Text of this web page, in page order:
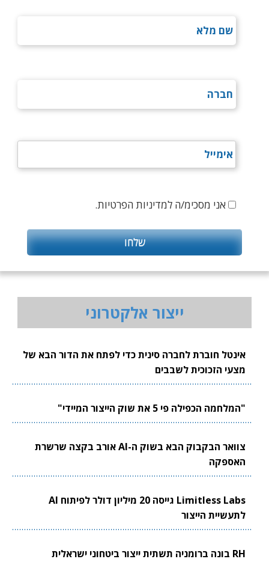
אני מסכימ/ה למדיניות הפרטיות.
ייצור אלקטרוני
אינטל חוברת לחברה סינית כדי לפתח את הדור הבא של
מצעי הזכוכית לשבבים
"המלחמה הכפילה פי 5 את שוק הייצור המיידי"
צוואר הבקבוק הבא בשוק ה-AI אורב בקצה שרשרת
האספקה
Limitless Labs גייסה 20 מיליון דולר לפיתוח AI
לתעשיית הייצור
RH בונה ברומניה תשתית ייצור ביטחוני ישראלית